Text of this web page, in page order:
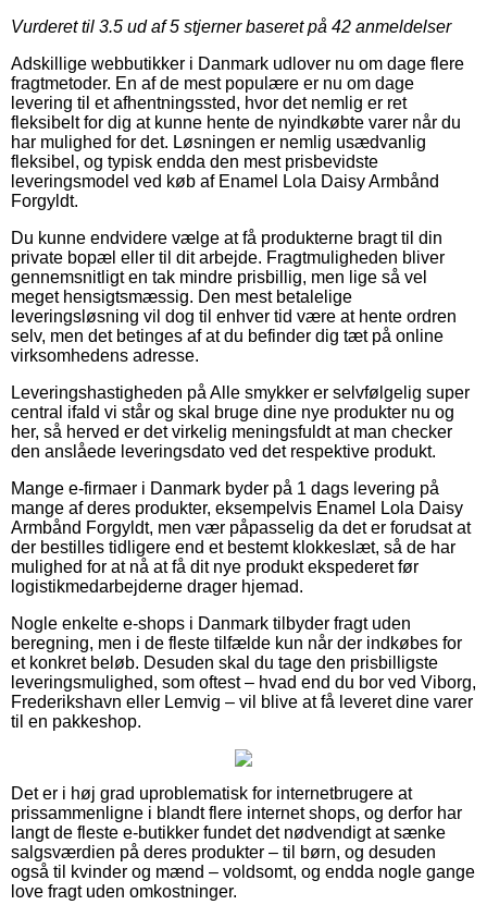
Vurderet til 3.5 ud af 5 stjerner baseret på 42 anmeldelser
Adskillige webbutikker i Danmark udlover nu om dage flere
fragtmetoder. En af de mest populære er nu om dage
levering til et afhentningssted, hvor det nemlig er ret
fleksibelt for dig at kunne hente de nyindkøbte varer når du
har mulighed for det. Løsningen er nemlig usædvanlig
fleksibel, og typisk endda den mest prisbevidste
leveringsmodel ved køb af Enamel Lola Daisy Armbånd
Forgyldt.
Du kunne endvidere vælge at få produkterne bragt til din
private bopæl eller til dit arbejde. Fragtmuligheden bliver
gennemsnitligt en tak mindre prisbillig, men lige så vel
meget hensigtsmæssig. Den mest betalelige
leveringsløsning vil dog til enhver tid være at hente ordren
selv, men det betinges af at du befinder dig tæt på online
virksomhedens adresse.
Leveringshastigheden på Alle smykker er selvfølgelig super
central ifald vi står og skal bruge dine nye produkter nu og
her, så herved er det virkelig meningsfuldt at man checker
den anslåede leveringsdato ved det respektive produkt.
Mange e-firmaer i Danmark byder på 1 dags levering på
mange af deres produkter, eksempelvis Enamel Lola Daisy
Armbånd Forgyldt, men vær påpasselig da det er forudsat at
der bestilles tidligere end et bestemt klokkeslæt, så de har
mulighed for at nå at få dit nye produkt ekspederet før
logistikmedarbejderne drager hjemad.
Nogle enkelte e-shops i Danmark tilbyder fragt uden
beregning, men i de fleste tilfælde kun når der indkøbes for
et konkret beløb. Desuden skal du tage den prisbilligste
leveringsmulighed, som oftest – hvad end du bor ved Viborg,
Frederikshavn eller Lemvig – vil blive at få leveret dine varer
til en pakkeshop.
Det er i høj grad uproblematisk for internetbrugere at
prissammenligne i blandt flere internet shops, og derfor har
langt de fleste e-butikker fundet det nødvendigt at sænke
salgsværdien på deres produkter – til børn, og desuden
også til kvinder og mænd – voldsomt, og endda nogle gange
love fragt uden omkostninger.